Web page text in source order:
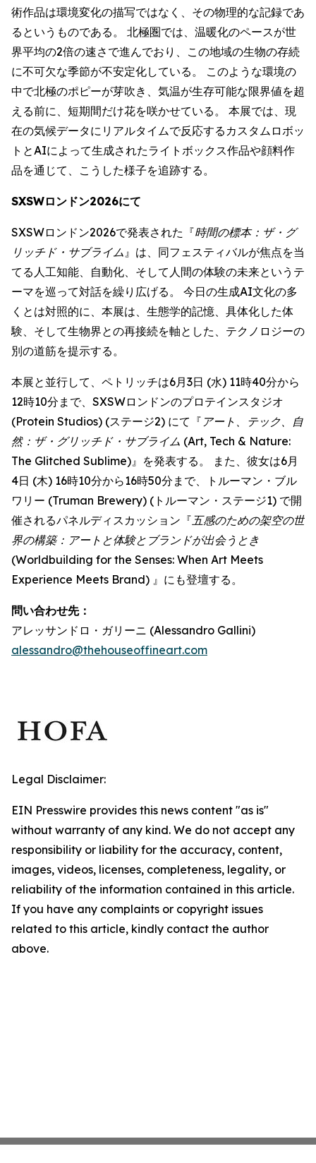
術作品は環境変化の描写ではなく、その物理的な記録であ
るというものである。 北極圏では、温暖化のペースが世
界平均の2倍の速さで進んでおり、この地域の生物の存続
に不可欠な季節が不安定化している。 このような環境の
中で北極のポピーが芽吹き、気温が生存可能な限界値を超
える前に、短期間だけ花を咲かせている。 本展では、現
在の気候データにリアルタイムで反応するカスタムロボッ
トとAIによって生成されたライトボックス作品や顔料作
品を通じて、こうした様子を追跡する。
SXSWロンドン2026にて
SXSWロンドン2026で発表された『時間の標本：ザ・グ
リッチド・サブライム』は、同フェスティバルが焦点を当
てる人工知能、自動化、そして人間の体験の未来というテ
ーマを巡って対話を繰り広げる。 今日の生成AI文化の多
くとは対照的に、本展は、生態学的記憶、具体化した体
験、そして生物界との再接続を軸とした、テクノロジーの
別の道筋を提示する。
本展と並行して、ペトリッチは6月3日 (水) 11時40分から
12時10分まで、SXSWロンドンのプロテインスタジオ
(Protein Studios) (ステージ2) にて『 アート、テック、自
然：ザ・グリッチド・サブライム (Art, Tech & Nature:
The Glitched Sublime)』を発表する。 また、彼女は6月
4日 (木) 16時10分から16時50分まで、トルーマン・ブル
ワリー (Truman Brewery) (トルーマン・ステージ1) で開
催されるパネルディスカッション『五感のための架空の世
界の構築：アートと体験とブランドが出会うとき
(Worldbuilding for the Senses: When Art Meets
Experience Meets Brand) 』にも登壇する。
問い合わせ先：
アレッサンドロ・ガリーニ (Alessandro Gallini)
alessandro@thehouseoffineart.com
Legal Disclaimer:
EIN Presswire provides this news content "as is"
without warranty of any kind. We do not accept any
responsibility or liability for the accuracy, content,
images, videos, licenses, completeness, legality, or
reliability of the information contained in this article.
If you have any complaints or copyright issues
related to this article, kindly contact the author
above.